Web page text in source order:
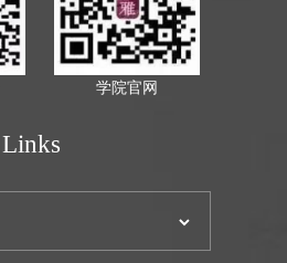
学院官网
Links